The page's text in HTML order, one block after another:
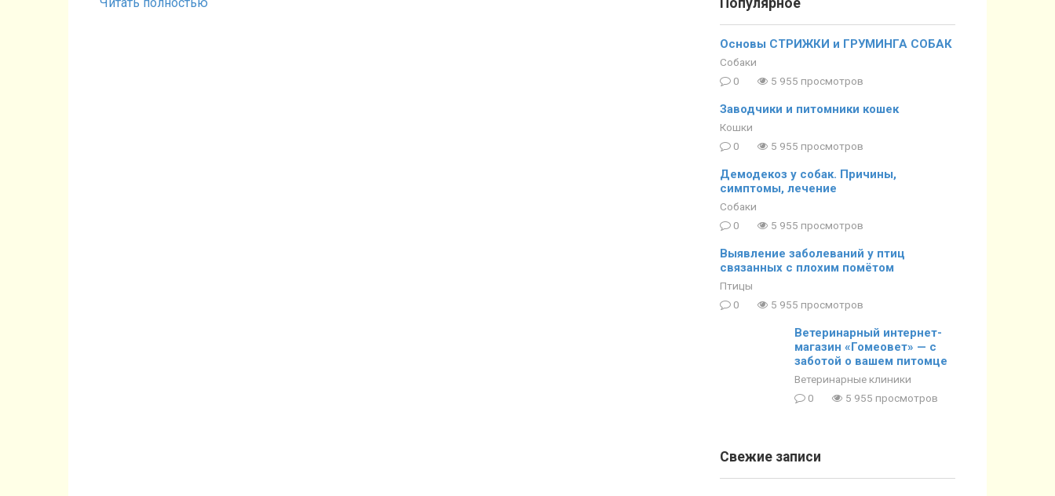
Популярное
Основы СТРИЖКИ и ГРУМИНГА СОБАК
Собаки
0
5 955 просмотров
Заводчики и питомники кошек
Кошки
0
5 955 просмотров
Демодекоз у собак. Причины,
симптомы, лечение
Собаки
0
5 955 просмотров
Выявление заболеваний у птиц
связанных с плохим помётом
Птицы
0
5 955 просмотров
Ветеринарный интернет-
магазин «Гомеовет» — с
заботой о вашем питомце
Ветеринарные клиники
0
5 955 просмотров
Свежие записи